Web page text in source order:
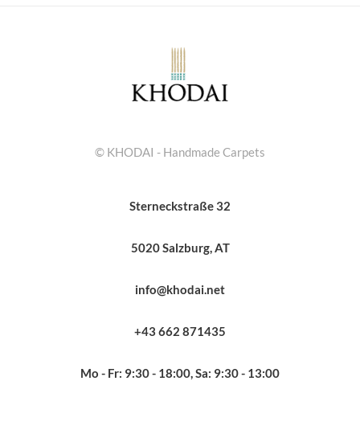
© KHODAI - Handmade Carpets
Sterneckstraße 32
5020 Salzburg, AT
info@khodai.net
+43 662 871435
Mo - Fr: 9:30 - 18:00, Sa: 9:30 - 13:00